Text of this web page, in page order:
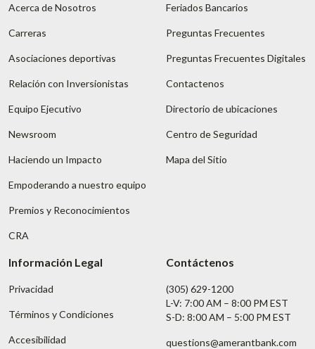
Acerca de Nosotros
Carreras
Asociaciones deportivas
Relación con Inversionistas
Equipo Ejecutivo
Newsroom
Haciendo un Impacto
Empoderando a nuestro equipo
Premios y Reconocimientos
CRA
Feriados Bancarios
Preguntas Frecuentes
Preguntas Frecuentes Digitales
Contactenos
Directorio de ubicaciones
Centro de Seguridad
Mapa del Sitio
Información Legal
Privacidad
Términos y Condiciones
Accesibilidad
Contáctenos
(305) 629-1200
L-V: 7:00 AM – 8:00 PM EST
S-D: 8:00 AM – 5:00 PM EST
questions@amerantbank.com